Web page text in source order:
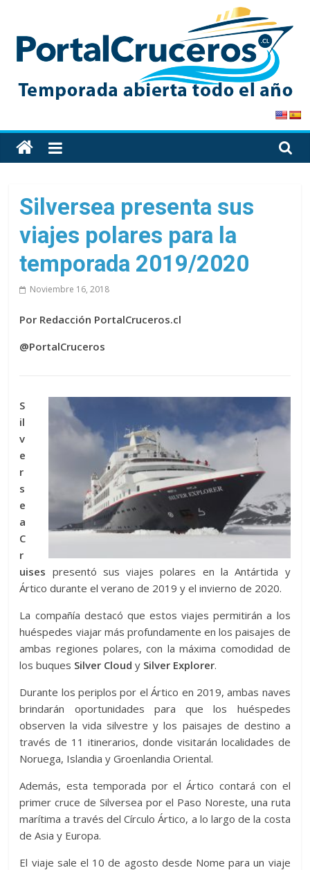
content
PortalCruceros
Toda
la
de
cruceros
en
solo
Silversea presenta sus
viajes polares para la
temporada 2019/2020
Noviembre 16, 2018
Por Redacción PortalCruceros.cl
@PortalCruceros
S
il
v
e
r
s
e
a
C
r
uises presentó sus viajes polares en la Antártida y
Ártico durante el verano de 2019 y el invierno de 2020.
La compañía destacó que estos viajes permitirán a los
huéspedes viajar más profundamente en los paisajes de
ambas regiones polares, con la máxima comodidad de
los buques Silver Cloud y Silver Explorer.
Durante los periplos por el Ártico en 2019, ambas naves
brindarán oportunidades para que los huéspedes
observen la vida silvestre y los paisajes de destino a
través de 11 itinerarios, donde visitarán localidades de
Noruega, Islandia y Groenlandia Oriental.
Además, esta temporada por el Ártico contará con el
primer cruce de Silversea por el Paso Noreste, una ruta
marítima a través del Círculo Ártico, a lo largo de la costa
de Asia y Europa.
El viaje sale el 10 de agosto desde Nome para un viaje